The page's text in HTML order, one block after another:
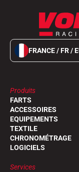
FRANCE / FR /
Produits
FARTS
ACCESSOIRES
EQUIPEMENTS
TEXTILE
CHRONOMÉTRAGE
LOGICIELS
Services